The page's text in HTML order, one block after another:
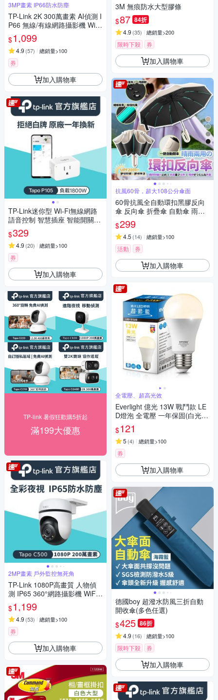
3MP畫素 IP66防水防塵
TP-Link 2K 300萬畫素 AI偵測 I
P66 無線/有線網路攝影機 WiFi
監視器 IPCAM (雙向語音/聲光
警報/Tapo C310)
$1,099
4.9 (57) 總銷量>100
券
加入購物車
TP-Link迷你型 Wi-Fi無線網路
語音控制 智慧插座 智能開關
(支援Google，Alexa/智慧充/Ta
po P105)
$329
4.9 (20) 總銷量>100
券
加入購物車
TP-link 暑假狂歡購5折起
滿199大優惠
2MP畫素 戶外監控無死角
TP-Link 1080P高畫質 人物偵
測 IP65 360°網路攝影機 WiFi
監視器 IPCAM (雙向語音/全彩
夜視/Tapo C500)
$1,199
4.9 (53) 總銷量>100
券
加入購物車
3M 無痕防水大型膠條
$87 84折
4.9 (35) 總銷量>200
限時下殺 券
加入購物車
抗風60骨，超大108公分傘面
60骨抗風全自動環扣黑膠反向
傘 反向傘 折疊傘 自動傘 雨傘
遮陽傘 樂豐生活
$299
4.5 (14) 總銷量>100
活動 券
加入購物車
全電壓、超高光效
Everlight 億光 13W 戰鬥款 LE
D燈泡 全電壓 一年保固(白光/
黃光/自然光)
$121
5 (4) 總銷量>100
券
加入購物車
德國boy 超潑水防風三折自動
開收傘(多色任選)
$425 86折
4.9 (16) 總銷量>100
限時下殺 券
加入購物車